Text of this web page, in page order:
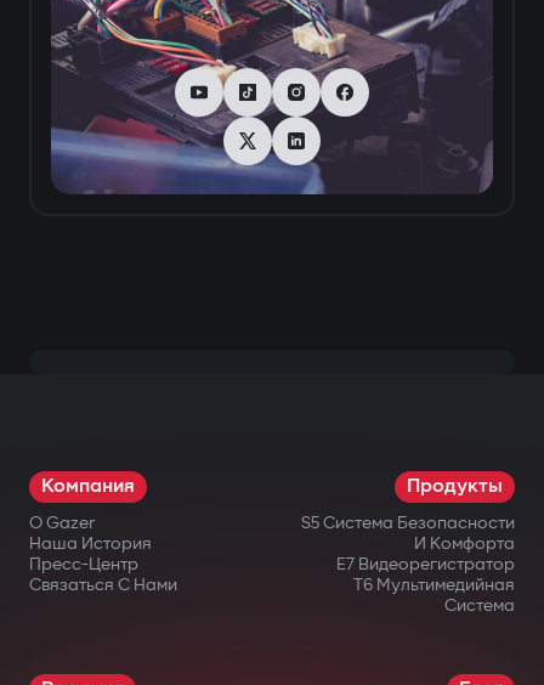
Компания
О Gazer
Наша История
Пресс-Центр
Связаться С Нами
Продукты
S5 Система Безопасности
И Комфорта
E7 Видеорегистратор
T6 Мультимедийная
Система